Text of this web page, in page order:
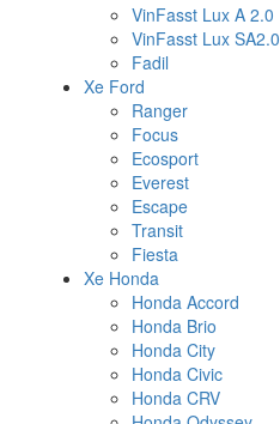
VinFasst Lux A 2.0
VinFasst Lux SA2.0
Fadil
Xe Ford
Ranger
Focus
Ecosport
Everest
Escape
Transit
Fiesta
Xe Honda
Honda Accord
Honda Brio
Honda City
Honda Civic
Honda CRV